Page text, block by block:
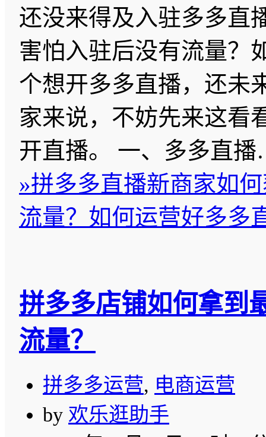
还没来得及入驻多多直
害怕入驻后没有流量？
个想开多多直播，还未
家来说，不妨先来这看
开直播。 一、多多直
»拼多多直播新商家如
流量？如何运营好多多
拼多多店铺如何拿到
流量？
拼多多运营, 电商运营
by 欢乐逛助手